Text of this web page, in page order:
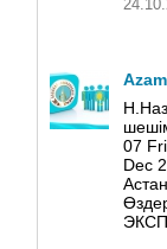
07
Dec